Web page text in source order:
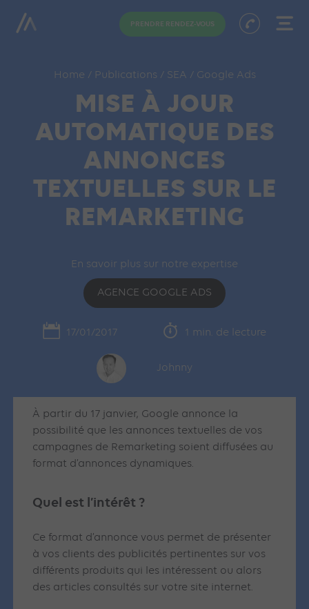
PRENDRE RENDEZ-VOUS
Home / Publications / SEA / Google Ads
MISE À JOUR
AUTOMATIQUE DES
ANNONCES
TEXTUELLES SUR LE
REMARKETING
En savoir plus sur notre expertise
AGENCE GOOGLE ADS
17/01/2017 1 min. de lecture
Johnny
À partir du 17 janvier, Google annonce la
possibilité que les annonces textuelles de vos
campagnes de Remarketing soient diffusées au
format d’annonces dynamiques.
Quel est l’intérêt ?
Ce format d’annonce vous permet de présenter
à vos clients des publicités pertinentes sur vos
différents produits qui les intéressent ou alors
des articles consultés sur votre site internet.